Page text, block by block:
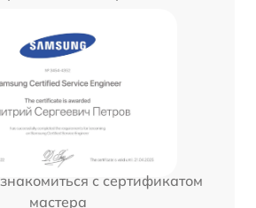
с сертификатом
мастера